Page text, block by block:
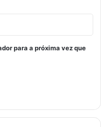
para a próxima vez que